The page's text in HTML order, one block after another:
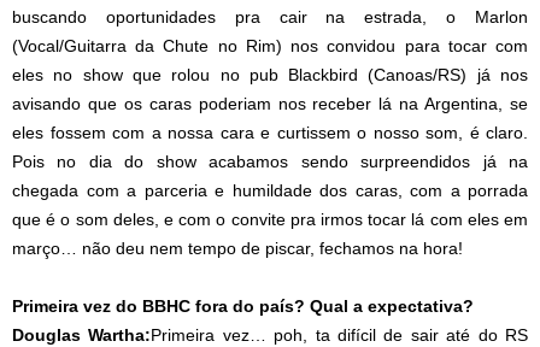
buscando oportunidades pra cair na estrada, o Marlon
(Vocal/Guitarra da Chute no Rim) nos convidou para tocar com
eles no show que rolou no pub Blackbird (Canoas/RS) já nos
avisando que os caras poderiam nos receber lá na Argentina, se
eles fossem com a nossa cara e curtissem o nosso som, é claro.
Pois no dia do show acabamos sendo surpreendidos já na
chegada com a parceria e humildade dos caras, com a porrada
que é o som deles, e com o convite pra irmos tocar lá com eles em
março… não deu nem tempo de piscar, fechamos na hora!
Primeira vez do BBHC fora do país? Qual a expectativa?
Douglas Wartha:Primeira vez… poh, ta difícil de sair até do RS